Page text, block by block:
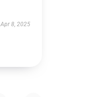
Apr 8, 2025